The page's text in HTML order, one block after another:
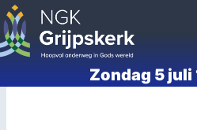
Doorgaan
naar
inhoud
Zondag 5 juli